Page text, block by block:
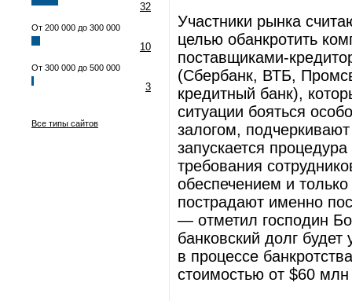
32
От 200 000 до 300 000
10
От 300 000 до 500 000
3
Все типы сайтов
Участники рынка
целью обанкротить
поставщиками-
(Сбербанк, ВТБ,
кредитный банк),
ситуации бояться
залогом,
запускается
требования
обеспечением и
пострадают именно
— отметил господин
банковский долг
в процессе
стоимостью от $60